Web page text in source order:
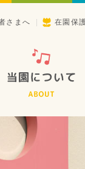
さまへ 在園保